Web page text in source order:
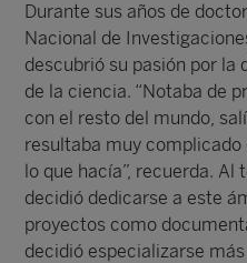
Durante sus años de
Nacional de
descubrió su pasión por la
de la ciencia. “Notaba de
con el resto del mundo,
resultaba muy complicado
lo que hacía”, recuerda.
decidió dedicarse a este
proyectos como
decidió especializarse